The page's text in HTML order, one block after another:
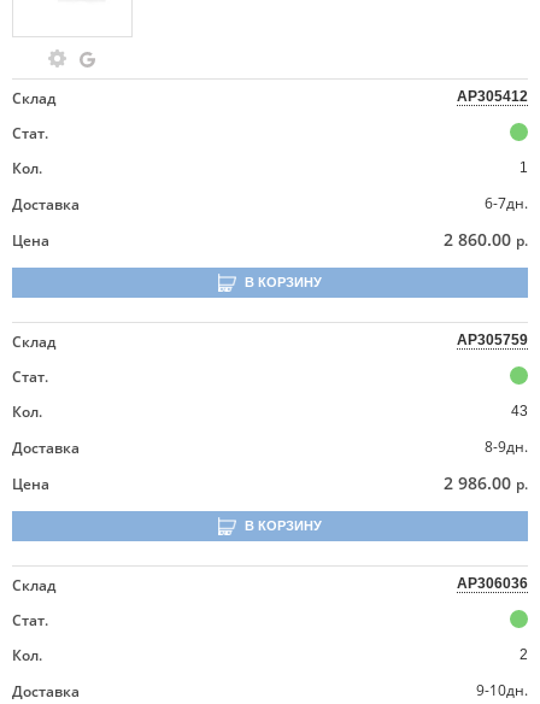
Склад AP305412
Стат.
Кол.
1
Доставка
6-7дн.
Цена
2 860.00 р.
В КОРЗИНУ
Склад AP305759
Стат.
Кол.
43
Доставка
8-9дн.
Цена
2 986.00 р.
В КОРЗИНУ
Склад AP306036
Стат.
Кол.
2
Доставка 9-10дн.